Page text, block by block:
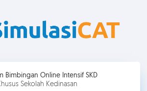
Bimbingan Online Intensif SKD
Sekolah Kedinasan